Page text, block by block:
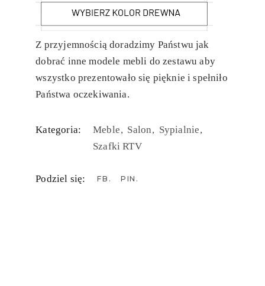
Z przyjemnością doradzimy Państwu jak
dobrać inne modele mebli do zestawu aby
wszystko prezentowało się pięknie i spełniło
Państwa oczekiwania.
Kategoria: Meble Salon Sypialnie
Szafki RTV
Podziel się: FB PIN